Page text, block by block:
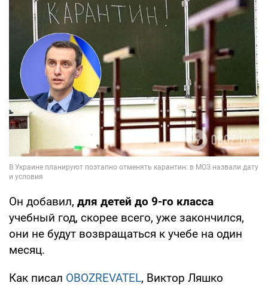
Он добавил, для детей до 9-го класса
учебный год, скорее всего, уже закончился,
они не будут возвращаться к учебе на один
месяц.
Как писал OBOZREVATEL, Виктор Ляшко